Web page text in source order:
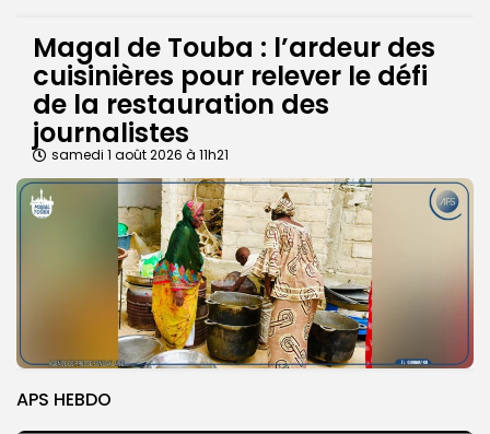
Magal de Touba : l’ardeur des
cuisinières pour relever le défi
de la restauration des
journalistes
samedi 1 août 2026 à 11h21
APS HEBDO